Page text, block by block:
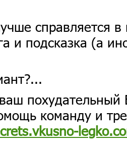
справляется
и подсказка (а
похудательный
команду и